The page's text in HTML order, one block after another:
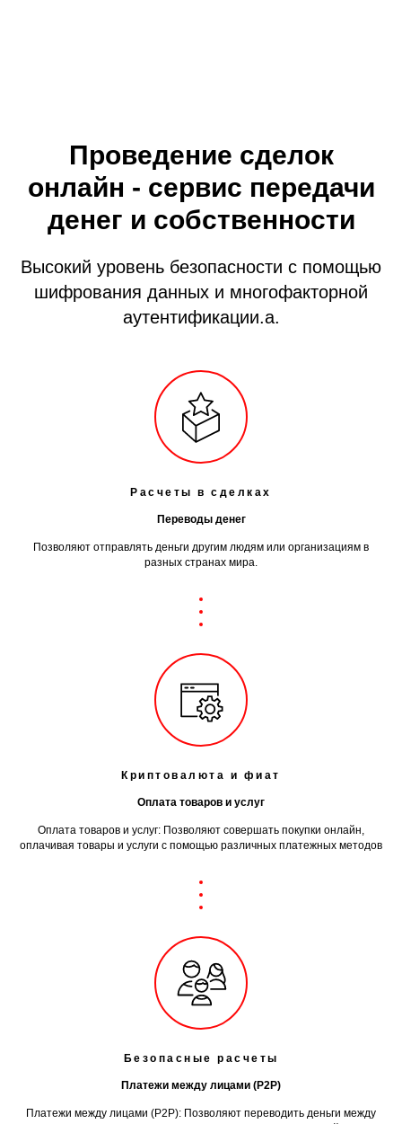
Проведение сделок
онлайн - сервис передачи
денег и собственности
Высокий уровень безопасности с помощью
шифрования данных и многофакторной
аутентификации.а.
Расчеты в сделках
Переводы денег
Позволяют отправлять деньги другим людям или организациям в
разных странах мира.
Криптовалюта и фиат
Оплата товаров и услуг
Оплата товаров и услуг: Позволяют совершать покупки онлайн,
оплачивая товары и услуги с помощью различных платежных методов
Безопасные расчеты
Платежи между лицами (P2P)
Платежи между лицами (P2P): Позволяют переводить деньги между